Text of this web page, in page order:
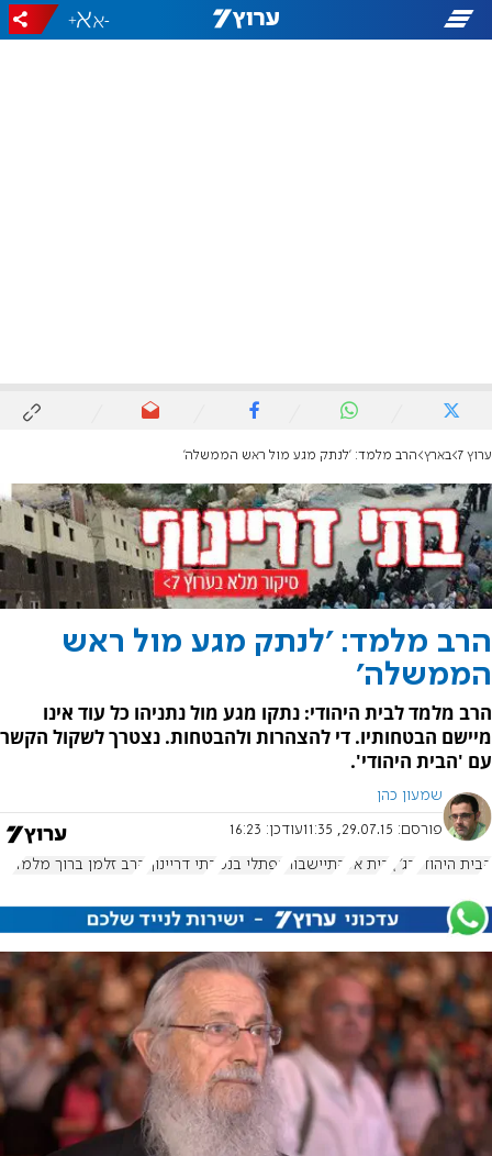
-
+
ערוץ 7 בארץ הרב מלמד: 'לנתק מגע מול ראש הממשלה'
הרב מלמד: 'לנתק מגע מול ראש
הממשלה'
הרב מלמד לבית היהודי: נתקו מגע מול נתניהו כל עוד אינו
מיישם הבטחותיו. די להצהרות ולהבטחות. נצטרך לשקול הקשר
עם 'הבית היהודי'.
שמעון כהן
פורסם: 29.07.15, 11:35 עודכן: 16:23
הבית היהודי בג"ץ בית אל התיישבות נפתלי בנט בתי דריינוף הרב זלמן ברוך מלמד